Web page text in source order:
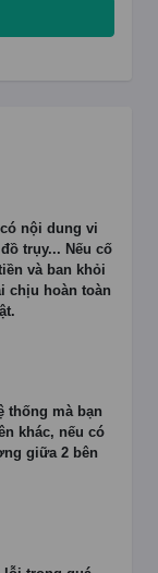
nội dung vi
trụy... Nếu cố
và ban khỏi
chịu hoàn toàn
thống mà bạn
khác, nếu có
giữa 2 bên